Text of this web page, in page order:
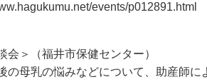
events/p012891.html
会＞（福井市保健センター）
の母乳の悩みなどについて、助産師に